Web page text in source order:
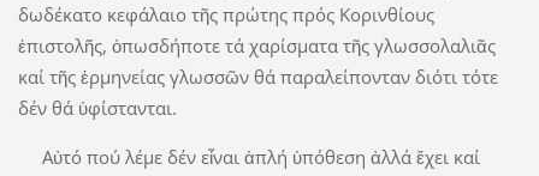
δωδέκατο κεφάλαιο τῆς πρώτης πρός Κορινθίους
ἐπιστολῆς, ὁπωσδήποτε τά χαρίσματα τῆς γλωσσολαλιᾶς
καί τῆς ἑρμηνείας γλωσσῶν θά παραλείπονταν διότι τότε
δέν θά ὑφίστανται.
Αὐτό πού λέμε δέν εἶναι ἁπλή ὑπόθεση ἀλλά ἔχει καί